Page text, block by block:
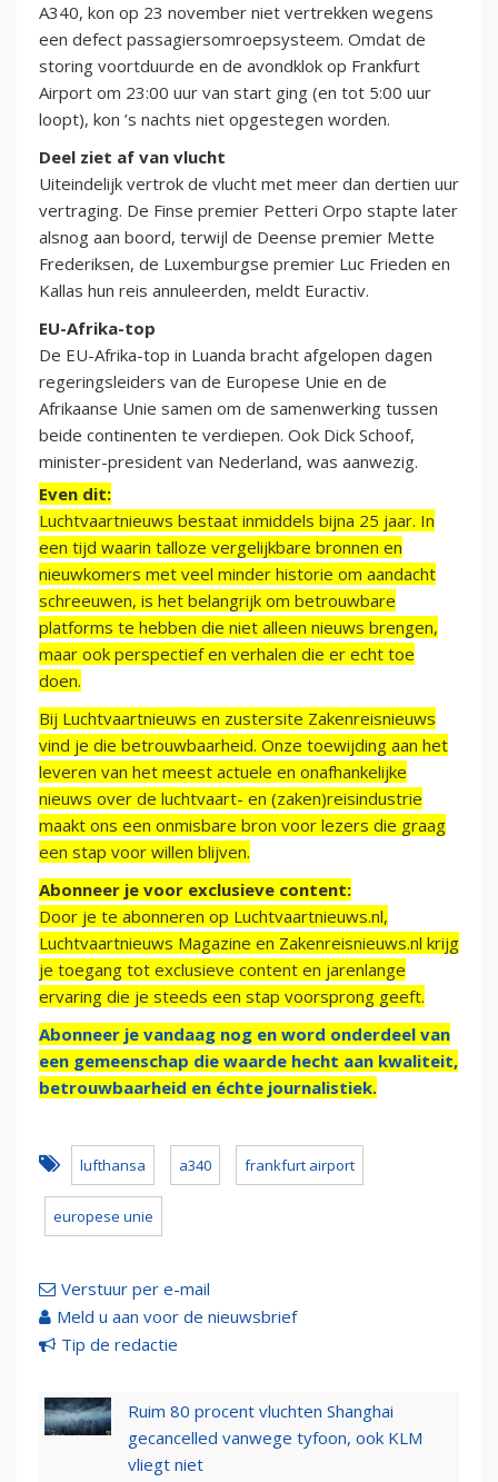
A340, kon op 23 november niet vertrekken wegens
een defect passagiersomroepsysteem. Omdat de
storing voortduurde en de avondklok op Frankfurt
Airport om 23:00 uur van start ging (en tot 5:00 uur
loopt), kon ’s nachts niet opgestegen worden.
Deel ziet af van vlucht
Uiteindelijk vertrok de vlucht met meer dan dertien uur
vertraging. De Finse premier Petteri Orpo stapte later
alsnog aan boord, terwijl de Deense premier Mette
Frederiksen, de Luxemburgse premier Luc Frieden en
Kallas hun reis annuleerden, meldt Euractiv.
EU-Afrika-top
De EU-Afrika-top in Luanda bracht afgelopen dagen
regeringsleiders van de Europese Unie en de
Afrikaanse Unie samen om de samenwerking tussen
beide continenten te verdiepen. Ook Dick Schoof,
minister-president van Nederland, was aanwezig.
Even dit:
Luchtvaartnieuws bestaat inmiddels bijna 25 jaar. In
een tijd waarin talloze vergelijkbare bronnen en
nieuwkomers met veel minder historie om aandacht
schreeuwen, is het belangrijk om betrouwbare
platforms te hebben die niet alleen nieuws brengen,
maar ook perspectief en verhalen die er echt toe
doen.
Bij Luchtvaartnieuws en zustersite Zakenreisnieuws
vind je die betrouwbaarheid. Onze toewijding aan het
leveren van het meest actuele en onafhankelijke
nieuws over de luchtvaart- en (zaken)reisindustrie
maakt ons een onmisbare bron voor lezers die graag
een stap voor willen blijven.
Abonneer je voor exclusieve content:
Door je te abonneren op Luchtvaartnieuws.nl,
Luchtvaartnieuws Magazine en Zakenreisnieuws.nl krijg
je toegang tot exclusieve content en jarenlange
ervaring die je steeds een stap voorsprong geeft.
Abonneer je vandaag nog en word onderdeel van
een gemeenschap die waarde hecht aan kwaliteit,
betrouwbaarheid en échte journalistiek.
lufthansa a340 frankfurt airport
europese unie
Verstuur per e-mail
Meld u aan voor de nieuwsbrief
Tip de redactie
Ruim 80 procent vluchten Shanghai
gecancelled vanwege tyfoon, ook KLM
vliegt niet